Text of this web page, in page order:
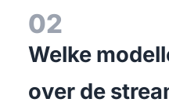
02
Welke
over de